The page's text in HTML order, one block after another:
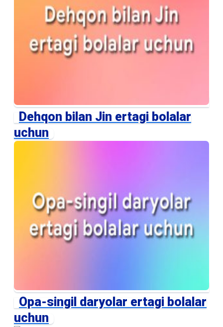
Dehqon bilan Jin ertagi bolalar
uchun
Opa-singil daryolar ertagi bolalar
uchun